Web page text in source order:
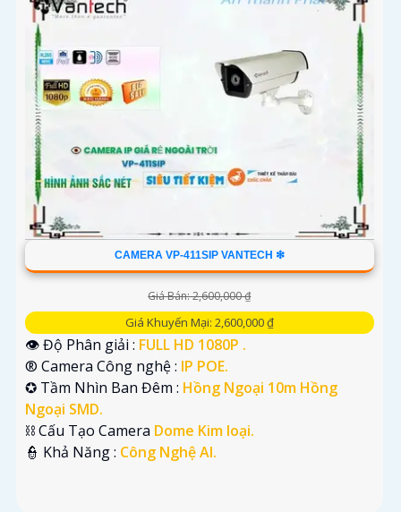
CAMERA VP-411SIP VANTECH ❇
Giá Bán: 2,600,000 ₫
Giá Khuyến Mại: 2,600,000 ₫
👁 Độ Phân giải : FULL HD 1080P .
®️ Camera Công nghệ : IP POE.
✪ Tầm Nhìn Ban Đêm : Hồng Ngoại 10m Hồng
Ngoại SMD.
⛓ Cấu Tạo Camera Dome Kim loại.
️👮 Khả Năng : Công Nghệ AI.